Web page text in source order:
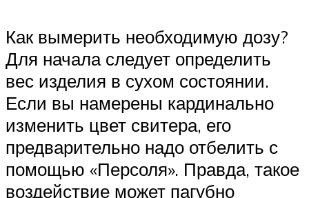
Как вымерить необходимую дозу?
Для начала следует определить
вес изделия в сухом состоянии.
Если вы намерены кардинально
изменить цвет свитера, его
предварительно надо отбелить с
помощью «Персоля». Правда, такое
воздействие может пагубно